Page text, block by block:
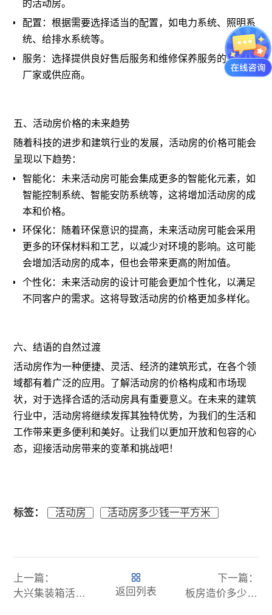
的活动房。
配置：根据需要选择适当的配置，如电力系统、照明系
统、给排水系统等。
服务：选择提供良好售后服务和维修保养服务的活动房
厂家或供应商。
五、活动房价格的未来趋势
随着科技的进步和建筑行业的发展，活动房的价格可能会
呈现以下趋势：
智能化：未来活动房可能会集成更多的智能化元素，如
智能控制系统、智能安防系统等，这将增加活动房的成
本和价格。
环保化：随着环保意识的提高，未来活动房可能会采用
更多的环保材料和工艺，以减少对环境的影响。这可能
会增加活动房的成本，但也会带来更高的附加值。
个性化：未来活动房的设计可能会更加个性化，以满足
不同客户的需求。这将导致活动房的价格更加多样化。
六、结语的自然过渡
活动房作为一种便捷、灵活、经济的建筑形式，在各个领
域都有着广泛的应用。了解活动房的价格构成和市场现
状，对于选择合适的活动房具有重要意义。在未来的建筑
行业中，活动房将继续发挥其独特优势，为我们的生活和
工作带来更多便利和美好。让我们以更加开放和包容的心
态，迎接活动房带来的变革和挑战吧！
标签： 活动房 活动房多少钱一平方米
上一篇：
大兴集装箱活动房厂家哪家好
返回列表
下一篇：
板房造价多少钱一平方，不同材质的价格是怎么样的